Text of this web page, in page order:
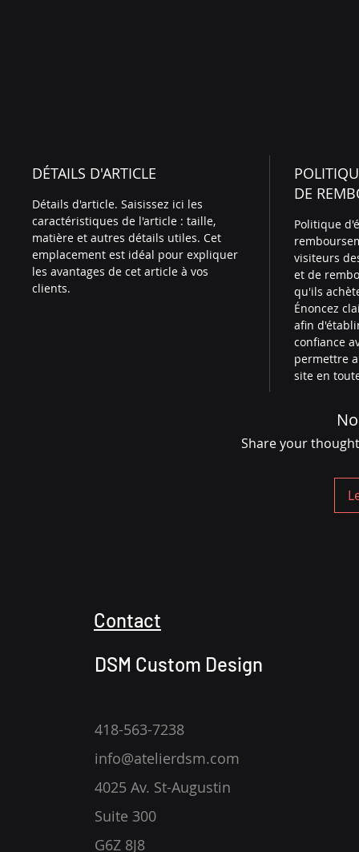
DÉTAILS D'ARTICLE
Détails d'article. Saisissez ici les
caractéristiques de l'article : taille,
matière et autres détails utiles. Cet
emplacement est idéal pour expliquer
les avantages de cet article à vos
clients.
DE
Politique
visiteurs
et de
qu'ils
Énoncez
afin
confiance
permettre
site en
Share your
Contact
DSM Custom Design
418-563-7238
info@atelierdsm.com
4025 Av. St-Augustin
Suite 300
G6Z 8J8